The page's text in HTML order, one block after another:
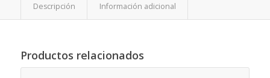
Descripción Información adicional
Productos relacionados